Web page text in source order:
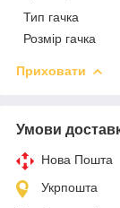
Тип гачка
Розмір гачка
Приховати
Умови
Нова Пошта
Укрпошта